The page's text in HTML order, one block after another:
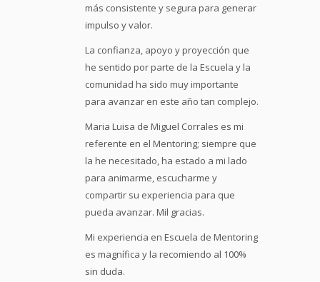
más consistente y segura para generar
impulso y valor.
La confianza, apoyo y proyección que
he sentido por parte de la Escuela y la
comunidad ha sido muy importante
para avanzar en este año tan complejo.
Maria Luisa de Miguel Corrales es mi
referente en el Mentoring; siempre que
la he necesitado, ha estado a mi lado
para animarme, escucharme y
compartir su experiencia para que
pueda avanzar. Mil gracias.
Mi experiencia en Escuela de Mentoring
es magnífica y la recomiendo al 100%
sin duda.